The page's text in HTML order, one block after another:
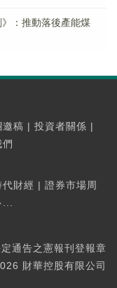
》：推動落後產能煤
邀稿 | 投資者關係 |
代財經 | 證券市場周
...
通告之憲報刊登報章
財華控股有限公司